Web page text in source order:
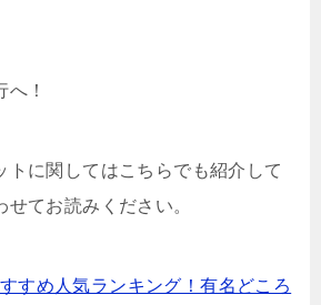
！
トに関してはこちらでも紹介して
てお読みください。
すめ人気ランキング！有名どころ